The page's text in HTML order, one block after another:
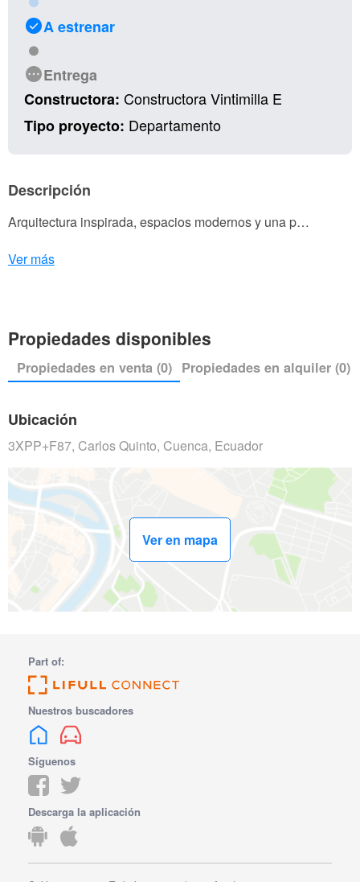
A estrenar
Entrega
Constructora: Constructora Vintimilla E
Tipo proyecto: Departamento
Descripción
Arquitectura inspirada, espacios modernos y una p…
Ver más
Ubicación
3XPP+F87, Carlos Quinto, Cuenca, Ecuador
Ver en mapa
Propiedades disponibles
Propiedades en venta (0) Propiedades en alquiler (0)
Part of:
Nuestros buscadores
Síguenos
Descarga la aplicación